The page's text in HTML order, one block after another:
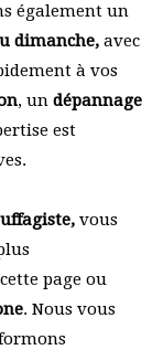
également un
dimanche, avec
à vos
, un dépannage
est
vous
page ou
. Nous vous